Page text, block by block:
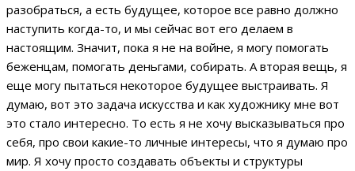
разобраться, а есть будущее, которое все равно должно
наступить когда-то, и мы сейчас вот его делаем в
настоящим. Значит, пока я не на войне, я могу помогать
беженцам, помогать деньгами, собирать. А вторая вещь, я
еще могу пытаться некоторое будущее выстраивать. Я
думаю, вот это задача искусства и как художнику мне вот
это стало интересно. То есть я не хочу высказываться про
себя, про свои какие-то личные интересы, что я думаю про
мир. Я хочу просто создавать объекты и структуры